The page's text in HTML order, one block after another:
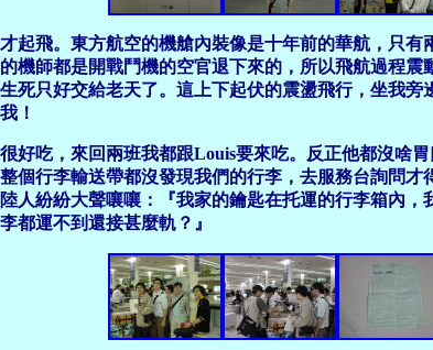
起飛。東方航空的機艙內裝像是十年前的華航，只
機師都是開戰鬥機的空官退下來的，所以飛航過程
死只好交給老天了。這上下起伏的震盪飛行，坐我
！
吃，來回兩班我都跟Louis要來吃。反正他都沒啥
個行李輸送帶都沒發現我們的行李，去服務台詢問
人紛紛大聲嚷嚷：『我家的鑰匙在托運的行李箱內
都運不到還接甚麼軌？』